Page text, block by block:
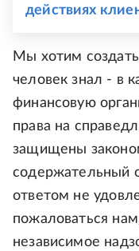
действиях
Мы хотим
человек знал - в
финансовую
права на
защищены
содержательный
ответом не
пожаловаться
независимое